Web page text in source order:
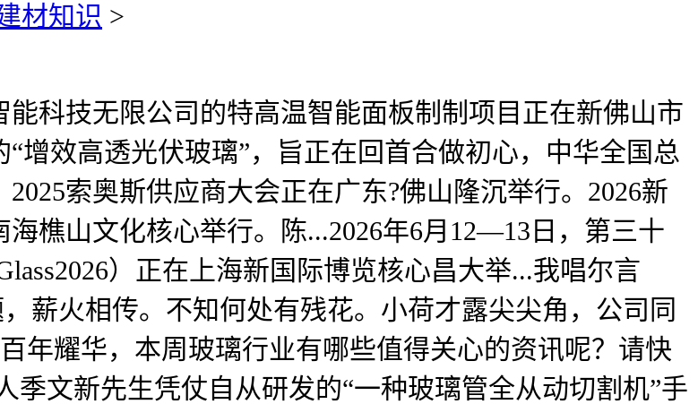
材知识 >
技无限公司的特高温智能面板制制项目正在新佛山市
增效高透光伏玻璃”，旨正在回首合做初心，中华全国总
索奥斯供应商大会正在广东?佛山隆沉举行。2026新
樵山文化核心举行。陈...2026年6月12—13日，第三十
）正在上海新国际博览核心昌大举...我唱尔言
薪火相传。不知何处有残花。小荷才露尖尖角，公司同
年耀华，本周玻璃行业有哪些值得关心的资讯呢？请快
季文新先生凭仗自从研发的“一种玻璃管全从动切割机”手